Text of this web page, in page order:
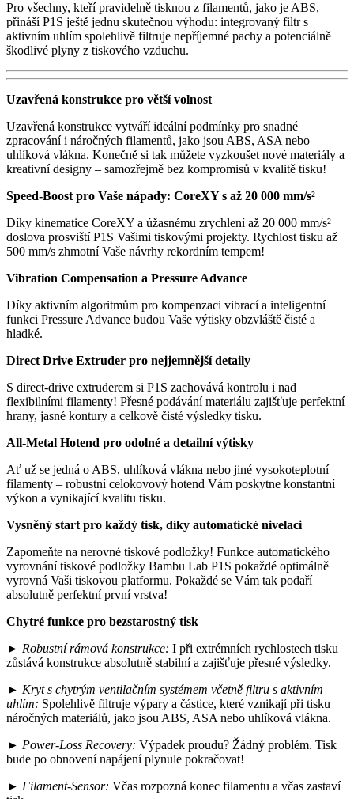
Pro všechny, kteří pravidelně tisknou z filamentů, jako je ABS,
přináší P1S ještě jednu skutečnou výhodu: integrovaný filtr s
aktivním uhlím spolehlivě filtruje nepříjemné pachy a potenciálně
škodlivé plyny z tiskového vzduchu.
Uzavřená konstrukce pro větší volnost
Uzavřená konstrukce vytváří ideální podmínky pro snadné
zpracování i náročných filamentů, jako jsou ABS, ASA nebo
uhlíková vlákna. Konečně si tak můžete vyzkoušet nové materiály a
kreativní designy – samozřejmě bez kompromisů v kvalitě tisku!
Speed-Boost pro Vaše nápady: CoreXY s až 20 000 mm/s²
Díky kinematice CoreXY a úžasnému zrychlení až 20 000 mm/s²
doslova prosviští P1S Vašimi tiskovými projekty. Rychlost tisku až
500 mm/s zhmotní Vaše návrhy rekordním tempem!
Vibration Compensation a Pressure Advance
Díky aktivním algoritmům pro kompenzaci vibrací a inteligentní
funkci Pressure Advance budou Vaše výtisky obzvláště čisté a
hladké.
Direct Drive Extruder pro nejjemnější detaily
S direct-drive extruderem si P1S zachovává kontrolu i nad
flexibilními filamenty! Přesné podávání materiálu zajišťuje perfektní
hrany, jasné kontury a celkově čisté výsledky tisku.
All-Metal Hotend pro odolné a detailní výtisky
Ať už se jedná o ABS, uhlíková vlákna nebo jiné vysokoteplotní
filamenty – robustní celokovový hotend Vám poskytne konstantní
výkon a vynikající kvalitu tisku.
Vysněný start pro každý tisk, díky automatické nivelaci
Zapomeňte na nerovné tiskové podložky! Funkce automatického
vyrovnání tiskové podložky Bambu Lab P1S pokaždé optimálně
vyrovná Vaši tiskovou platformu. Pokaždé se Vám tak podaří
absolutně perfektní první vrstva!
Chytré funkce pro bezstarostný tisk
► Robustní rámová konstrukce: I při extrémních rychlostech tisku
zůstává konstrukce absolutně stabilní a zajišťuje přesné výsledky.
► Kryt s chytrým ventilačním systémem včetně filtru s aktivním
uhlím: Spolehlivě filtruje výpary a částice, které vznikají při tisku
náročných materiálů, jako jsou ABS, ASA nebo uhlíková vlákna.
► Power-Loss Recovery: Výpadek proudu? Žádný problém. Tisk
bude po obnovení napájení plynule pokračovat!
► Filament-Sensor: Včas rozpozná konec filamentu a včas zastaví